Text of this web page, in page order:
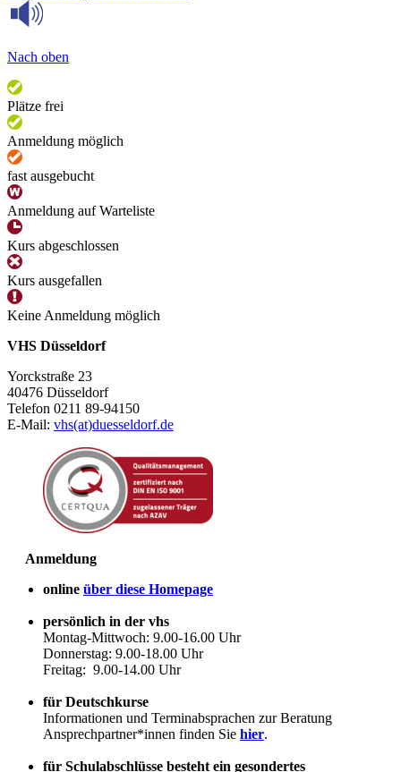
Nach oben
Plätze frei
Anmeldung möglich
fast ausgebucht
Anmeldung auf Warteliste
Kurs abgeschlossen
Kurs ausgefallen
Keine Anmeldung möglich
VHS Düsseldorf
Yorckstraße 23
40476 Düsseldorf
Telefon 0211 89-94150
E-Mail: vhs(at)duesseldorf.de
Anmeldung
online über diese Homepage
persönlich in der vhs
Montag-Mittwoch: 9.00-16.00 Uhr
Donnerstag: 9.00-18.00 Uhr
Freitag: 9.00-14.00 Uhr
für Deutschkurse
Informationen und Terminabsprachen zur Beratung
Ansprechpartner*innen finden Sie hier.
für Schulabschlüsse besteht ein gesondertes